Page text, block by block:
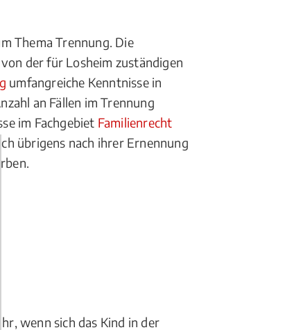
Thema Trennung. Die
der für Losheim zuständigen
umfangreiche Kenntnisse in
an Fällen im Trennung
im Fachgebiet Familienrecht
übrigens nach ihrer Ernennung
wenn sich das Kind in der